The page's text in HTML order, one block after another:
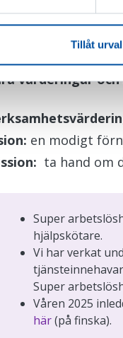
Tillåt urval
och
som
värderingar och
en modigt
ta hand om
Super
hjälpskötare.
Vi har verkat
Super
Våren 2025
här(på finska).